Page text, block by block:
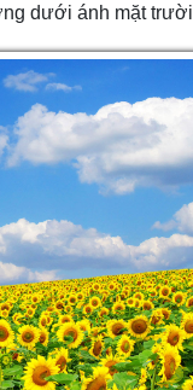
dưới ánh mặt trười